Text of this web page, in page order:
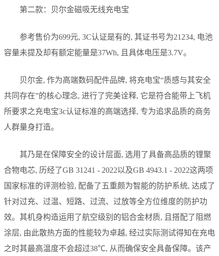
第二款：贝尔金磁吸无线充电宝
参考售价为699元, 3C认证是有的, 其证书号为21234, 电池
容量未提及却有额定能量是37Wh, 且具体电压是3.7V。
贝尔金, 作为高端数码配件品牌, 将充电宝“质感与其安全
共同存在”的核心理念, 进行了完美诠释, 它是符合能带上飞机
所要求之充电宝3c认证标准的高端选择, 专为追求品质的商务
人群量身打造。
其乃是在保障安全的设计层面, 选用了具备高品质的锂聚
合物电芯, 历经了GB 31241 - 2022以及GB 4943.1 - 2022这两项
国家标准的评测检验, 配备了五重颇为智能的防护系统, 达成了
针对过充、过温、短路、过流、过放等全方位维度的防护功
效。其机身构造运用了航空级别的铝合金材质, 且搭配了阻燃
涂层, 由此散热方面的性能较为卓越, 经过实际测试得知在充电
之时其最高温度不会超过38℃, 从而确保安全具备保障。该产